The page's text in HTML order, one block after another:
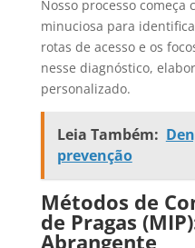
Nosso processo começa
minuciosa para
rotas de acesso e os
nesse diagnóstico,
personalizado.
Leia Também:
prevenção
Métodos de
de Pragas
Abrangente